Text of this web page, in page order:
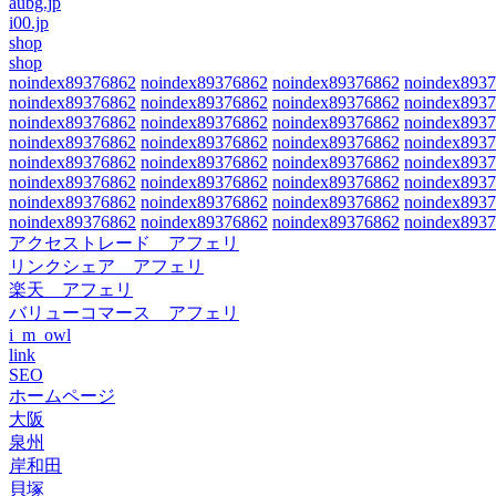
i00.jp
shop
shop
noindex89376862 noindex89376862 noindex89376862
noindex89376862 noindex89376862 noindex89376862
noindex89376862 noindex89376862 noindex89376862
noindex89376862 noindex89376862 noindex89376862
noindex89376862 noindex89376862 noindex89376862
noindex89376862 noindex89376862 noindex89376862
noindex89376862 noindex89376862 noindex89376862
noindex89376862 noindex89376862 noindex89376862
アクセストレード アフェリ
リンクシェア アフェリ
楽天 アフェリ
バリューコマース アフェリ
i_m_owl
link
SEO
ホームページ
大阪
泉州
岸和田
貝塚